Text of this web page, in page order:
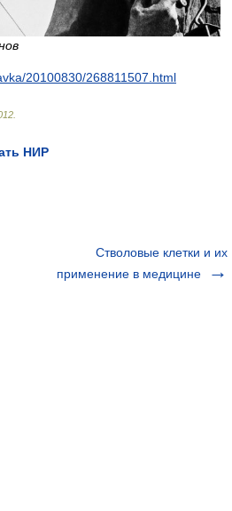
20100830/268811507.html
НИР
Стволовые клетки и их
применение в медицине